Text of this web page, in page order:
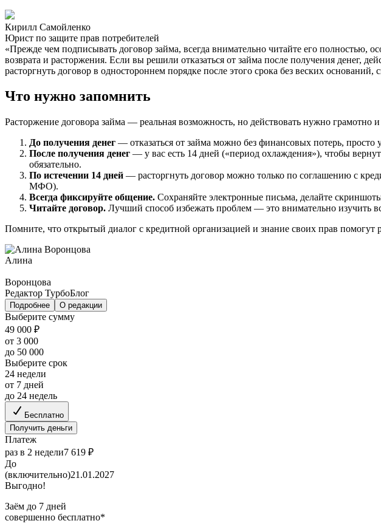
Кирилл Самойленко
Юрист по защите прав потребителей
«Прежде чем подписывать договор займа, всегда внимательно читайте его
возврата и расторжения. Если вы решили отказаться от займа после получения денег,
расторгнуть договор в одностороннем порядке после этого срока без веских
Что нужно запомнить
Расторжение договора займа — реальная возможность, но действовать нужно
До получения денег — отказаться от займа можно без финансовых потерь, просто
После получения денег — у вас есть 14 дней («период охлаждения»), чтобы
обязательно.
По истечении 14 дней — расторгнуть договор можно только по соглашению с
МФО).
Всегда фиксируйте общение. Сохраняйте электронные письма, делайте
Читайте договор. Лучший способ избежать проблем — это внимательно изучить
Помните, что открытый диалог с кредитной организацией и знание своих прав
Алина
Воронцова
Редактор ТурбоБлог
Подробнее О редакции
Выберите сумму
49 000 ₽
от 3 000
до 50 000
Выберите срок
24 недели
от 7 дней
до 24 недель
Бесплатно
Получить деньги
Платеж
раз в 2 недели7 619 ₽
До
(включительно)21.01.2027
Выгодно!
Заём до 7 дней
совершенно бесплатно*